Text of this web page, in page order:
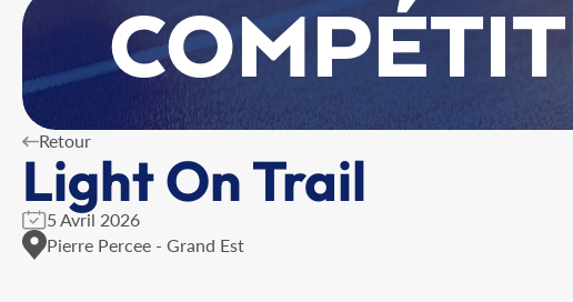
Retour
Light On Trail
5 Avril 2026
Pierre Percee - Grand Est